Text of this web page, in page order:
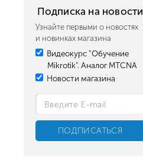
Подписка на новости
Узнайте первыми о новостях
и новинках магазина
Видеокурс "Обучение
Mikrotik". Аналог MTCNA
Новости магазина